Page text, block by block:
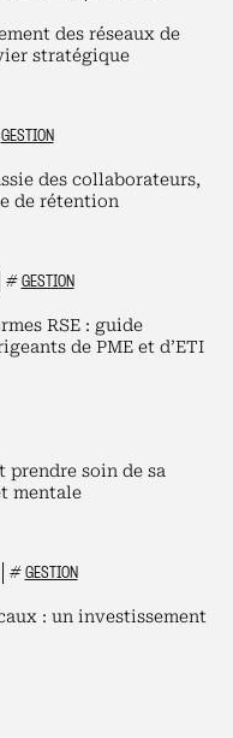
des réseaux de
stratégique
GESTION
des collaborateurs,
de rétention
# GESTION
RSE : guide
de PME et d’ETI
soin de sa
mentale
# GESTION
: un investissement